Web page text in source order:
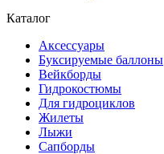
Каталог
Аксессуары
Буксируемые баллоны
Вейкборды
Гидрокостюмы
Для гидроциклов
Жилеты
Лыжи
Сапборды